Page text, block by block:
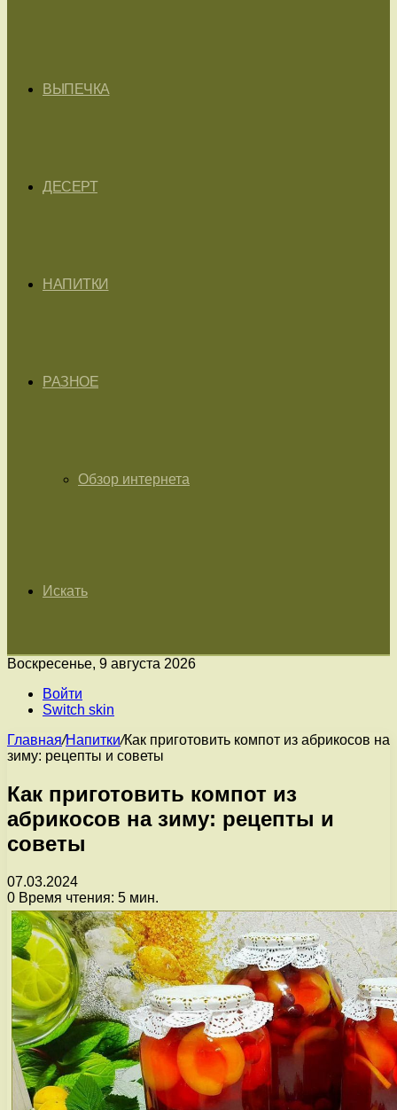
ВЫПЕЧКА
ДЕСЕРТ
НАПИТКИ
РАЗНОЕ
Обзор интернета
Искать
Воскресенье, 9 августа 2026
Войти
Switch skin
Главная/Напитки/Как приготовить компот из абрикосов на
зиму: рецепты и советы
Как приготовить компот из
абрикосов на зиму: рецепты и
советы
07.03.2024
0 Время чтения: 5 мин.